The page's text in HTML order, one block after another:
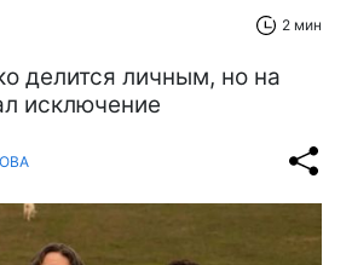
2 мин
делится личным, но на
исключение